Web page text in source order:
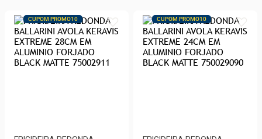
CUPOM PROMO10 CUPOM PROMO10